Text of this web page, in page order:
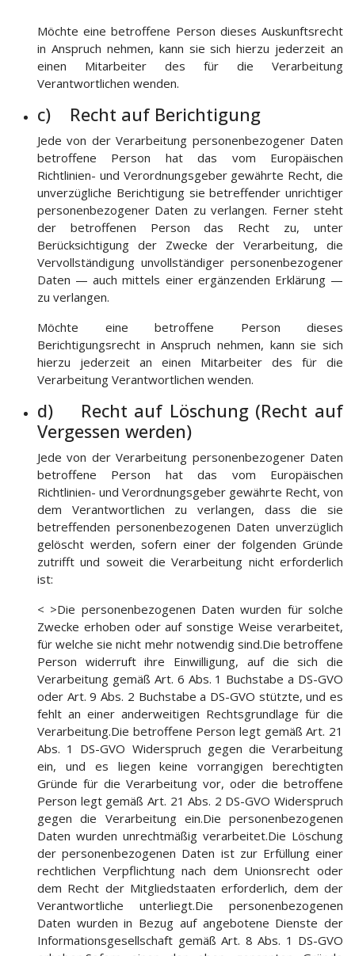
Möchte eine betroffene Person dieses Auskunftsrecht
in Anspruch nehmen, kann sie sich hierzu jederzeit an
einen Mitarbeiter des für die Verarbeitung
Verantwortlichen wenden.
c) Recht auf Berichtigung
Jede von der Verarbeitung personenbezogener Daten
betroffene Person hat das vom Europäischen
Richtlinien- und Verordnungsgeber gewährte Recht, die
unverzügliche Berichtigung sie betreffender unrichtiger
personenbezogener Daten zu verlangen. Ferner steht
der betroffenen Person das Recht zu, unter
Berücksichtigung der Zwecke der Verarbeitung, die
Vervollständigung unvollständiger personenbezogener
Daten — auch mittels einer ergänzenden Erklärung —
zu verlangen.
Möchte eine betroffene Person dieses
Berichtigungsrecht in Anspruch nehmen, kann sie sich
hierzu jederzeit an einen Mitarbeiter des für die
Verarbeitung Verantwortlichen wenden.
d) Recht auf Löschung (Recht auf
Vergessen werden)
Jede von der Verarbeitung personenbezogener Daten
betroffene Person hat das vom Europäischen
Richtlinien- und Verordnungsgeber gewährte Recht, von
dem Verantwortlichen zu verlangen, dass die sie
betreffenden personenbezogenen Daten unverzüglich
gelöscht werden, sofern einer der folgenden Gründe
zutrifft und soweit die Verarbeitung nicht erforderlich
ist:
< >Die personenbezogenen Daten wurden für solche
Zwecke erhoben oder auf sonstige Weise verarbeitet,
für welche sie nicht mehr notwendig sind.Die betroffene
Person widerruft ihre Einwilligung, auf die sich die
Verarbeitung gemäß Art. 6 Abs. 1 Buchstabe a DS-GVO
oder Art. 9 Abs. 2 Buchstabe a DS-GVO stützte, und es
fehlt an einer anderweitigen Rechtsgrundlage für die
Verarbeitung.Die betroffene Person legt gemäß Art. 21
Abs. 1 DS-GVO Widerspruch gegen die Verarbeitung
ein, und es liegen keine vorrangigen berechtigten
Gründe für die Verarbeitung vor, oder die betroffene
Person legt gemäß Art. 21 Abs. 2 DS-GVO Widerspruch
gegen die Verarbeitung ein.Die personenbezogenen
Daten wurden unrechtmäßig verarbeitet.Die Löschung
der personenbezogenen Daten ist zur Erfüllung einer
rechtlichen Verpflichtung nach dem Unionsrecht oder
dem Recht der Mitgliedstaaten erforderlich, dem der
Verantwortliche unterliegt.Die personenbezogenen
Daten wurden in Bezug auf angebotene Dienste der
Informationsgesellschaft gemäß Art. 8 Abs. 1 DS-GVO